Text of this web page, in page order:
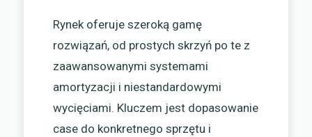
Rynek oferuje szeroką gamę
rozwiązań, od prostych skrzyń po te z
zaawansowanymi systemami
amortyzacji i niestandardowymi
wycięciami. Kluczem jest dopasowanie
case do konkretnego sprzętu i